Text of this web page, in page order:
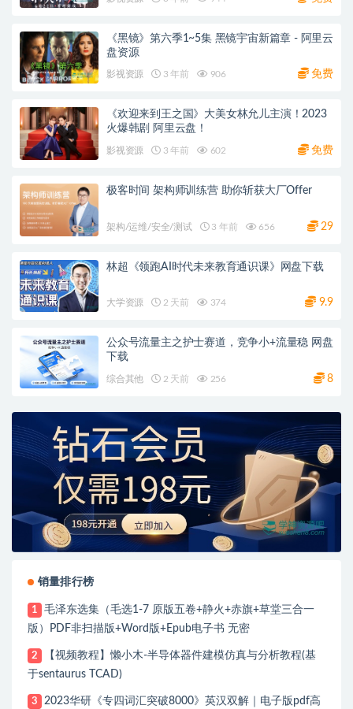
《黑镜》第六季1~5集 黑镜宇宙新篇章 - 阿里云
盘资源
影视资源 3 年前 906 免费
《欢迎来到王之国》大美女林允儿主演！2023
火爆韩剧 阿里云盘！
影视资源 3 年前 602 免费
极客时间 架构师训练营 助你斩获大厂Offer
架构/运维/安全/测试 3 年前 656 29
林超《领跑AI时代未来教育通识课》网盘下载
大学资源 2 天前 374 9.9
公众号流量主之护士赛道，竞争小+流量稳 网盘
下载
综合其他 2 天前 256 8
销量排行榜
1
毛泽东选集（毛选1-7 原版五卷+静火+赤旗+草堂三合一
版）PDF非扫描版+Word版+Epub电子书 无密
2
【视频教程】懒小木-半导体器件建模仿真与分析教程(基
于sentaurus TCAD)
3
2023华研《专四词汇突破8000》英汉双解｜电子版pdf高